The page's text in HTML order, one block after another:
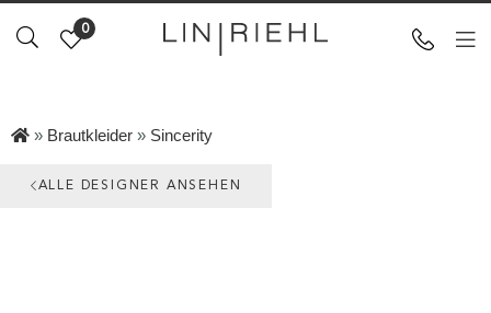
0
» Brautkleider » Sincerity
ALLE DESIGNER ANSEHEN